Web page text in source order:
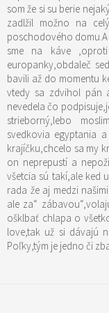
som že si su berie
zadlžil možno na
poschodového domu.A
sme na káve
europanky,obdaleč
bavili až do momentu
vtedy sa zdvihol pán
nevedela čo
strieborný,lebo
svedkovia egyptania
krajíčku,chcelo sa my
on neprepustí a nepožiada o rozvod .Toto je o šťasí?
všetcia sú takí,ale ked
rada že aj medzi
ale za“
ošklbať chlapa o
love,tak už si dávajú
Poľky,tým je jedno či